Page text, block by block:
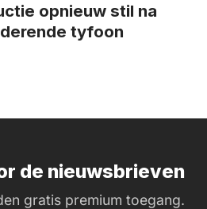
opnieuw stil na
tyfoon
de nieuwsbrieven
gratis premium toegang.